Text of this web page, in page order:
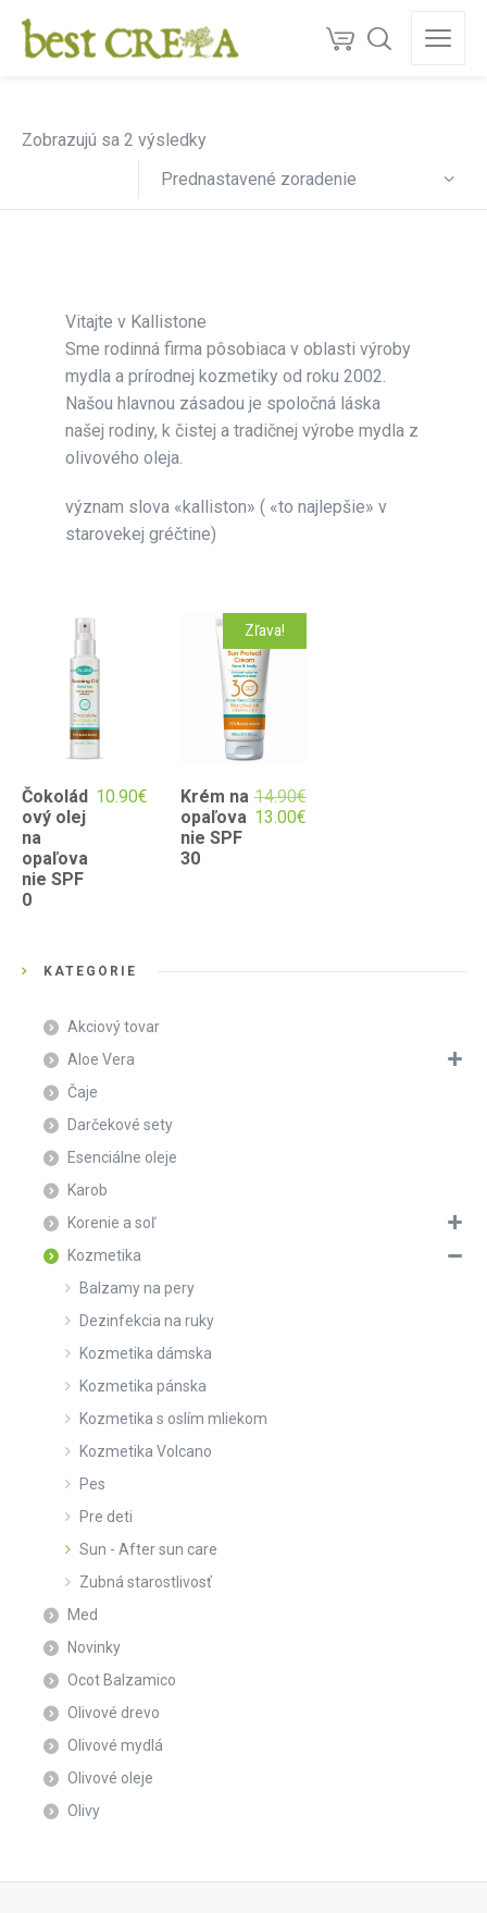
Zobrazujú sa 2 výsledky
Prednastavené zoradenie
Vitajte v Kallistone
Sme rodinná firma pôsobiaca v oblasti výroby
mydla a prírodnej kozmetiky od roku 2002.
Našou hlavnou zásadou je spoločná láska
našej rodiny, k čistej a tradičnej výrobe mydla z
olivového oleja.
význam slova «kalliston» ( «to najlepšie» v
starovekej gréčtine)
Čokolád
ový olej
na
opaľova
nie SPF
0
10.90€
Zľava!
Krém na
opaľova
nie SPF
30
14.90€
13.00€
KATEGÓRIE
Akciový tovar
Aloe Vera
Čaje
Darčekové sety
Esenciálne oleje
Karob
Korenie a soľ
Kozmetika
Balzamy na pery
Dezinfekcia na ruky
Kozmetika dámska
Kozmetika pánska
Kozmetika s oslím mliekom
Kozmetika Volcano
Pes
Pre deti
Sun - After sun care
Zubná starostlivosť
Med
Novinky
Ocot Balzamico
Olivové drevo
Olivové mydlá
Olivové oleje
Olivy